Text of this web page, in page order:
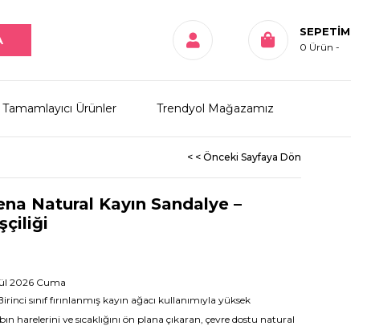
SEPETIM
0 Ürün
Tamamlayıcı Ürünler Trendyol Mağazamız
< < Önceki Sayfaya Dön
Natural Kayın Sandalye –
2026 Cuma
sınıf fırınlanmış kayın ağacı kullanımıyla yüksek
harelerini ve sıcaklığını ön plana çıkaran, çevre dostu natural